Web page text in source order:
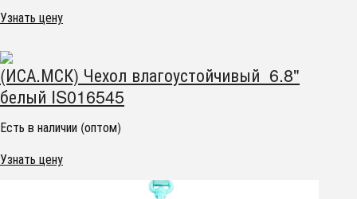
Узнать цену
(ИСА.МСК) Чехол влагоустойчивый 6.8"
белый IS016545
Есть в наличии (оптом)
Узнать цену